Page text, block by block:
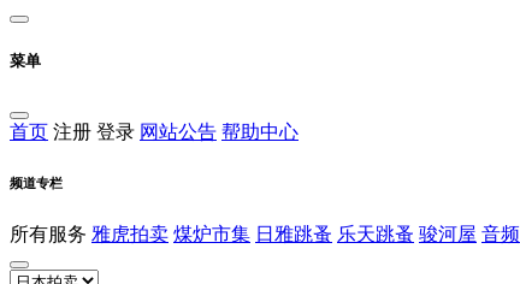
菜单
首页 注册 登录 网站公告 帮助中心
频道专栏
所有服务 雅虎拍卖 煤炉市集 日雅跳蚤 乐天跳蚤 骏河屋 音频